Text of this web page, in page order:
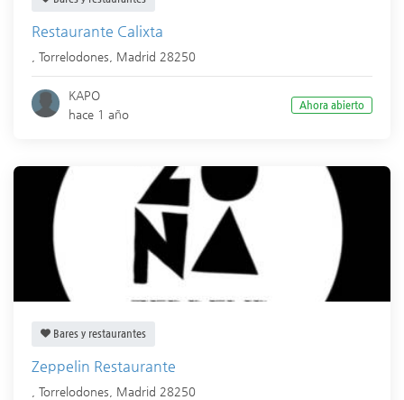
Restaurante Calixta
Torrelodones Madrid 28250
KAPO
hace 1 año
Ahora abierto
Bares y restaurantes
Zeppelin Restaurante
Torrelodones Madrid 28250